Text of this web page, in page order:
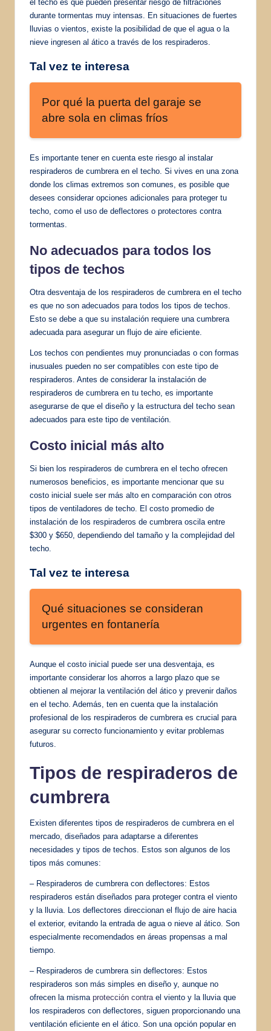
el techo es que pueden presentar riesgo de filtraciones
durante tormentas muy intensas. En situaciones de fuertes
lluvias o vientos, existe la posibilidad de que el agua o la
nieve ingresen al ático a través de los respiraderos.
Tal vez te interesa
Por qué la puerta del garaje se
abre sola en climas fríos
Es importante tener en cuenta este riesgo al instalar
respiraderos de cumbrera en el techo. Si vives en una zona
donde los climas extremos son comunes, es posible que
desees considerar opciones adicionales para proteger tu
techo, como el uso de deflectores o protectores contra
tormentas.
No adecuados para todos los
tipos de techos
Otra desventaja de los respiraderos de cumbrera en el techo
es que no son adecuados para todos los tipos de techos.
Esto se debe a que su instalación requiere una cumbrera
adecuada para asegurar un flujo de aire eficiente.
Los techos con pendientes muy pronunciadas o con formas
inusuales pueden no ser compatibles con este tipo de
respiraderos. Antes de considerar la instalación de
respiraderos de cumbrera en tu techo, es importante
asegurarse de que el diseño y la estructura del techo sean
adecuados para este tipo de ventilación.
Costo inicial más alto
Si bien los respiraderos de cumbrera en el techo ofrecen
numerosos beneficios, es importante mencionar que su
costo inicial suele ser más alto en comparación con otros
tipos de ventiladores de techo. El costo promedio de
instalación de los respiraderos de cumbrera oscila entre
$300 y $650, dependiendo del tamaño y la complejidad del
techo.
Tal vez te interesa
Qué situaciones se consideran
urgentes en fontanería
Aunque el costo inicial puede ser una desventaja, es
importante considerar los ahorros a largo plazo que se
obtienen al mejorar la ventilación del ático y prevenir daños
en el techo. Además, ten en cuenta que la instalación
profesional de los respiraderos de cumbrera es crucial para
asegurar su correcto funcionamiento y evitar problemas
futuros.
Tipos de respiraderos de
cumbrera
Existen diferentes tipos de respiraderos de cumbrera en el
mercado, diseñados para adaptarse a diferentes
necesidades y tipos de techos. Estos son algunos de los
tipos más comunes:
– Respiraderos de cumbrera con deflectores: Estos
respiraderos están diseñados para proteger contra el viento
y la lluvia. Los deflectores direccionan el flujo de aire hacia
el exterior, evitando la entrada de agua o nieve al ático. Son
especialmente recomendados en áreas propensas a mal
tiempo.
– Respiraderos de cumbrera sin deflectores: Estos
respiraderos son más simples en diseño y, aunque no
ofrecen la misma protección contra el viento y la lluvia que
los respiraderos con deflectores, siguen proporcionando una
ventilación eficiente en el ático. Son una opción popular en